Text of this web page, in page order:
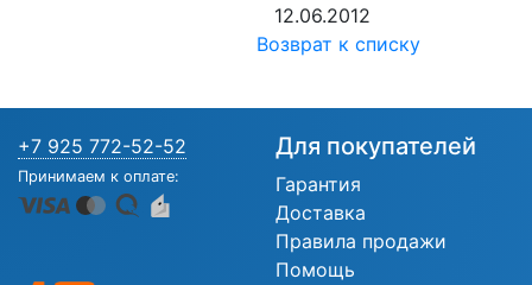
12.06.2012
Возврат к списку
+7 925 772-52-52
Принимаем к оплате:
Для покупателей
Гарантия
Доставка
Правила продажи
Помощь